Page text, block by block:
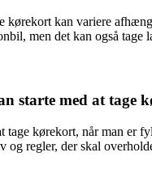
kørekort kan variere
men det kan også
starte med at tage
tage kørekort, når man er
og regler, der skal